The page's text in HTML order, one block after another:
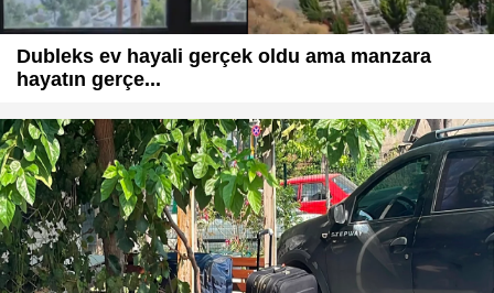
Dubleks ev hayali gerçek oldu ama manzara
hayatın gerçe...